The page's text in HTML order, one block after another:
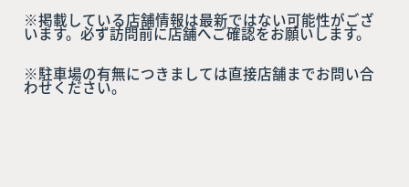
※掲載している店舗情報は最新ではない可能性がござ
います。必ず訪問前に店舗へご確認をお願いします。
※駐車場の有無につきましては直接店舗までお問い合
わせください。